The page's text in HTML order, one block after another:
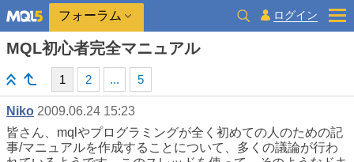
フォーラム ログイン
MQL初心者完全マニュアル
1 2 ... 5
Niko 2009.06.24 15:23
皆さん、mqlやプログラミングが全く初めての人のための記
事/マニュアルを作成することについて、多くの議論が行わ